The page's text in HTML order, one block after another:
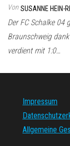
Von SUSANNE HEIN-
Der FC Schalke 04
Braunschweig
verdient mit 1:0…
Impressum
Allgemeine